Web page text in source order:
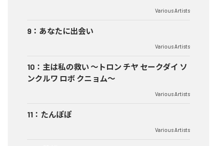
Various Artists
9 ： あなたに出会い
Various Artists
10 ： 主は私の救い 〜トロン チヤ セークダイ ソ
ンクルワ ロボ クニョム〜
Various Artists
11 ： たんぽぽ
Various Artists